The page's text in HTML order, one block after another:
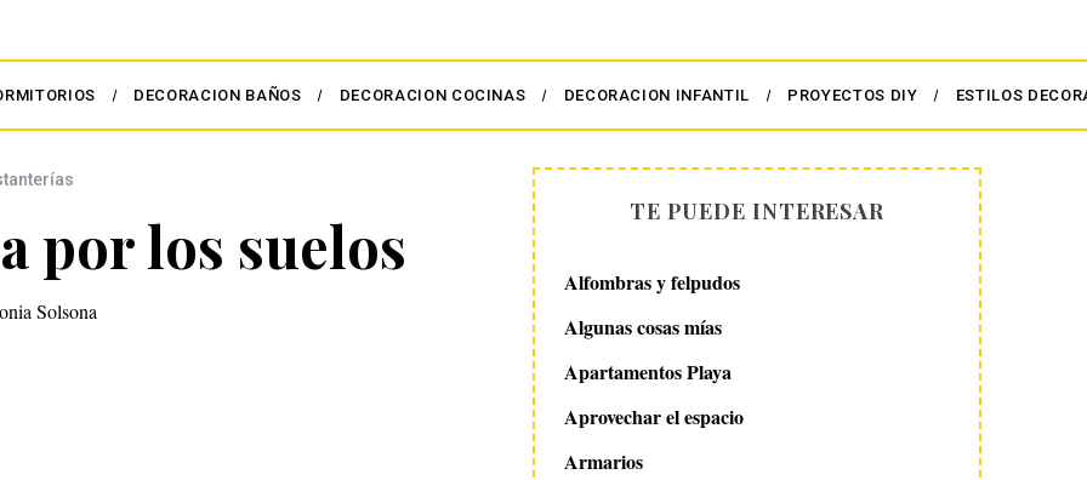
DECORACION BAÑOS DECORACION COCINAS DECORACION INFANTIL PROYECTOS DIY ESTILOS
por los suelos
Solsona
TE PUEDE INTERESAR
Alfombras y felpudos
Algunas cosas mías
Apartamentos Playa
Aprovechar el espacio
Armarios